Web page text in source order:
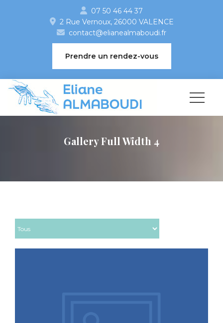
07 50 46 44 37
2 Rue Vernoux, 26000 VALENCE
contact@elianealmaboudi.fr
Prendre un rendez-vou
Gallery Full Width 4